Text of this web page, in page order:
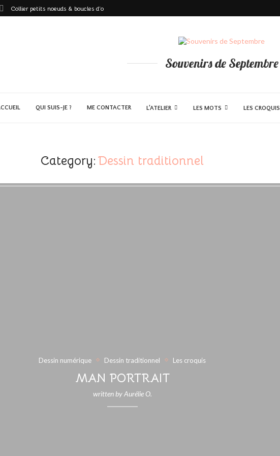
Collier petits noeuds & boucles d’oreilles Napolitain
Souvenirs de Septembre
QUI SUIS-JE ? ME CONTACTER L’ATELIER LES MOTS LES CROQUIS
Category: Dessin traditionnel
Dessin numérique Dessin traditionnel Les croquis
MAN PORTRAIT
written byAurélie O.